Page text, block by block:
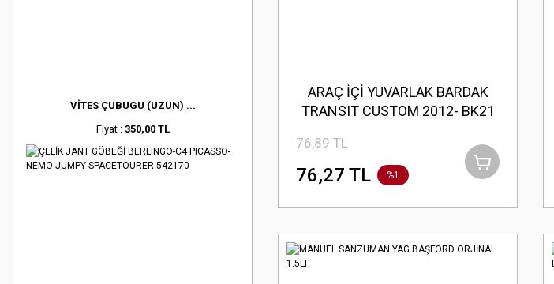
VİTES ÇUBUGU (UZUN) ...
Fiyat : 350,00 TL
ARAÇ İÇİ YUVARLAK BARDAK
TRANSIT CUSTOM 2012- BK21
76,89 TL
76,27 TL %1